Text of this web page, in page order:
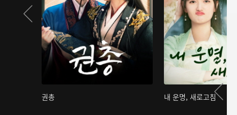
권총 내 운명, 새로고침